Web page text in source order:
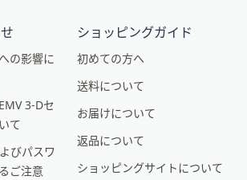
の影響に
3-Dセ
て
びパスワ
ご注意
ショッピングガイド
初めての方へ
送料について
お届けについて
返品について
ショッピングサイトについて